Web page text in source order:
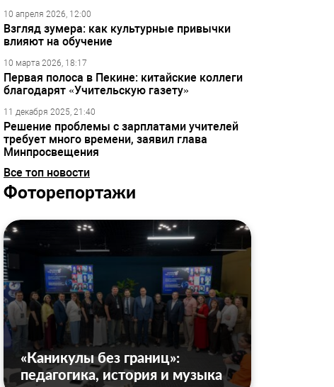
10 апреля 2026, 12:00
Взгляд зумера: как культурные привычки
влияют на обучение
10 марта 2026, 18:17
Первая полоса в Пекине: китайские коллеги
благодарят «Учительскую газету»
11 декабря 2025, 21:40
Решение проблемы с зарплатами учителей
требует много времени, заявил глава
Минпросвещения
Все топ новости
Фоторепортажи
«Каникулы без границ»:
педагогика, история и музыка